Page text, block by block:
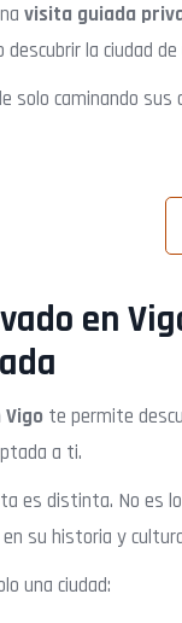
visita guiada
la ciudad
solo caminando
en
te permite
a ti.
es distinta. No es
su historia y
una ciudad: